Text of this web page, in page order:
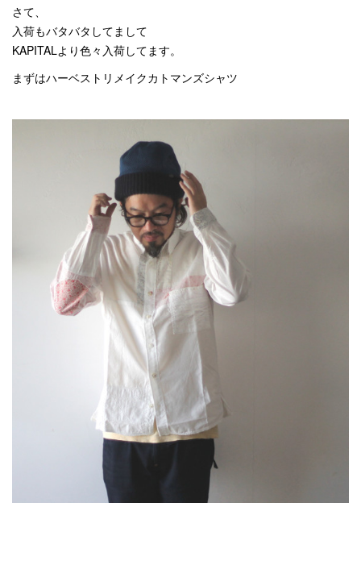
さて、
入荷もバタバタしてまして
KAPITALより色々入荷してます。
まずはハーベストリメイクカトマンズシャツ